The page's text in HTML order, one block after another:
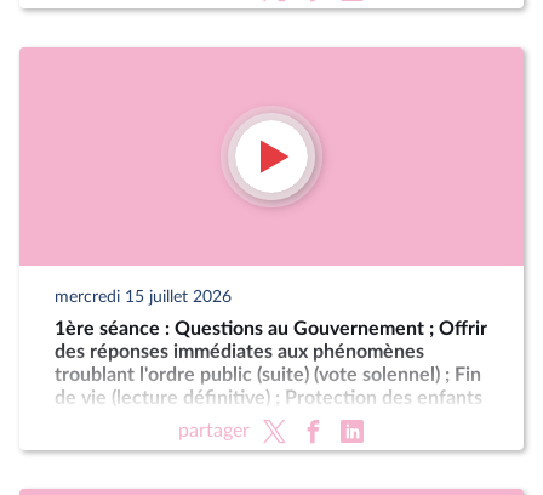
mercredi 15 juillet 2026
1ère séance : Questions au Gouvernement ; Offrir
des réponses immédiates aux phénomènes
troublant l'ordre public (suite) (vote solennel) ; Fin
de vie (lecture définitive) ; Protection des enfants
partager